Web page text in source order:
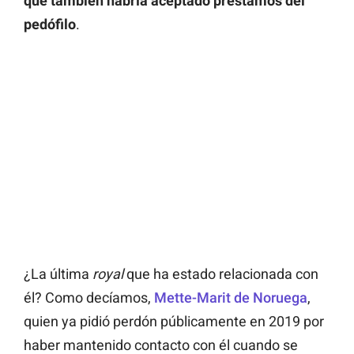
pedófilo.
¿La última royalque ha estado relacionada con
él? Como decíamos, Mette-Marit de Noruega,
quien ya pidió perdón públicamente en 2019 por
haber mantenido contacto con él cuando se